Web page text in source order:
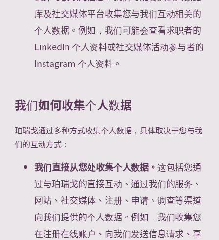
库及社交媒体平台收集您与我们互动相关的
个人数据。例如，我们可能会查看求职者的
LinkedIn 个人资料或社交媒体活动参与者的
Instagram 个人资料。
我们如何收集个人数据
珀瑞戈通过多种方式收集个人数据，具体取决于您与我
们的互动方式：
我们直接从您处收集个人数据。这包括您通
过与珀瑞戈的直接互动、通过我们的服务、
网站、社交媒体、注册、申请、调查等渠道
向我们提供的个人数据。例如，我们收集您
在注册在线账户、向我们发送信息请求、享